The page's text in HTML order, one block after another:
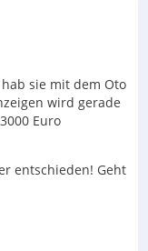
sie mit dem Oto
wird gerade
Euro
entschieden! Geht